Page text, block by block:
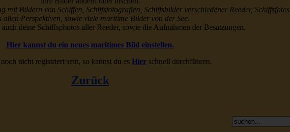
mit Bildern von Schiffen, Schiffsfotografien, Schiffsbilder verschiedener Reeder, Schiffsfotos
allen Perspektiven, sowie viele maritime Bilder von der See.
deine Schiffsphotos aller Reeder, sowie die Aufnahmen der Besatzungen.
Hier kannst du ein neues maritimes Bild einstellen.
nicht registriert sein, so kannst du es Hier schnell durchführen.
Zurück